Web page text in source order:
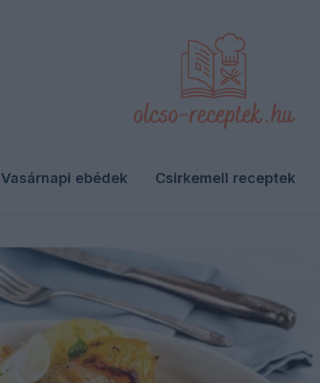
Vasárnapi ebédek Csirkemell receptek